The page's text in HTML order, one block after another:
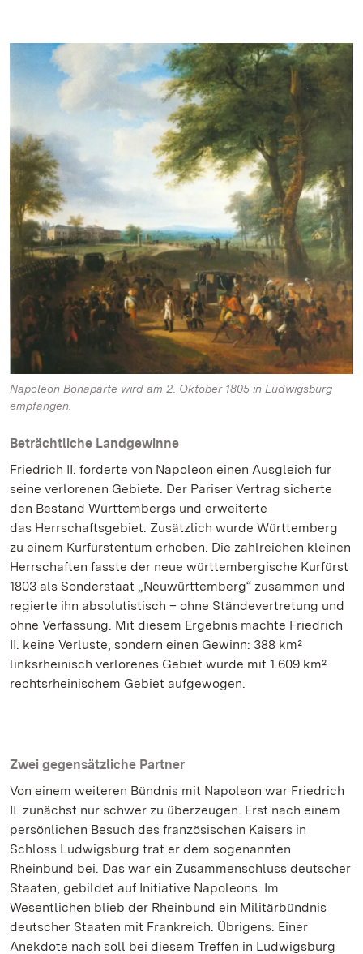
Napoleon Bonaparte wird am 2. Oktober 1805 in Ludwigsburg
empfangen.
Beträchtliche Landgewinne
Friedrich II. forderte von Napoleon einen Ausgleich für
seine verlorenen Gebiete. Der Pariser Vertrag sicherte
den Bestand Württembergs und erweiterte
das Herrschaftsgebiet. Zusätzlich wurde Württemberg
zu einem Kurfürstentum erhoben. Die zahlreichen kleinen
Herrschaften fasste der neue württembergische Kurfürst
1803 als Sonderstaat „Neuwürttemberg“ zusammen und
regierte ihn absolutistisch – ohne Ständevertretung und
ohne Verfassung. Mit diesem Ergebnis machte Friedrich
II. keine Verluste, sondern einen Gewinn: 388 km²
linksrheinisch verlorenes Gebiet wurde mit 1.609 km²
rechtsrheinischem Gebiet aufgewogen.
Zwei gegensätzliche Partner
Von einem weiteren Bündnis mit Napoleon war Friedrich
II. zunächst nur schwer zu überzeugen. Erst nach einem
persönlichen Besuch des französischen Kaisers in
Schloss Ludwigsburg trat er dem sogenannten
Rheinbund bei. Das war ein Zusammenschluss deutscher
Staaten, gebildet auf Initiative Napoleons. Im
Wesentlichen blieb der Rheinbund ein Militärbündnis
deutscher Staaten mit Frankreich. Übrigens: Einer
Anekdote nach soll bei diesem Treffen in Ludwigsburg